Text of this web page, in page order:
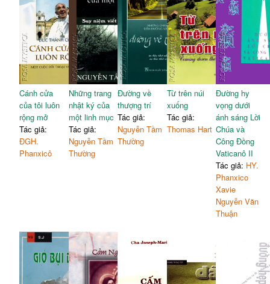
Cánh cửa
của tôi luôn
rộng mở
Tác giả:
ĐGH.
Phanxicô
Những trang
nhật ký của
một linh mục
Tác giả:
Nguyễn Tầm
Thường
Đường về
thượng trí
Tác giả:
Nguyễn Tầm
Thường
Từ trên núi
xuống
Tác giả:
Thomas Hart
Đường hy
vọng dưới
ánh sáng Lời
Chúa và
Công Đồng
Vaticanô II
Tác giả: HY.
Phanxico
Xavie
Nguyễn Văn
Thuận